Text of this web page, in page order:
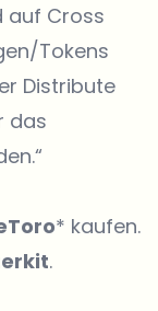
auf Cross
Tokens
Distribute
das
* kaufen.
.